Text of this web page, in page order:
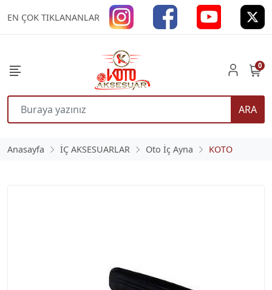
EN ÇOK TIKLANANLAR
ARA
0
Anasayfa İÇ AKSESUARLAR Oto İç Ayna KOTO